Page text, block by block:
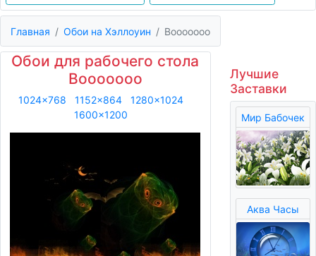
Главная Обои на Хэллоуин Booooooo
Обои для рабочего стола
Booooooo
1024x768 1152x864
1280x1024
1600x1200
Лучшие
Заставки
Мир Бабочек
Аква Часы